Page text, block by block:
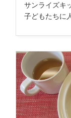
サンライズキ
子どもたちに